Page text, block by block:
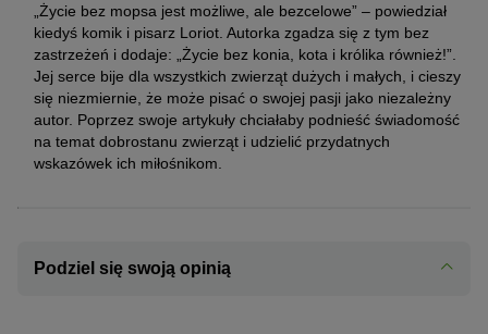
„Życie bez mopsa jest możliwe, ale bezcelowe” – powiedział
kiedyś komik i pisarz Loriot. Autorka zgadza się z tym bez
zastrzeżeń i dodaje: „Życie bez konia, kota i królika również!”.
Jej serce bije dla wszystkich zwierząt dużych i małych, i cieszy
się niezmiernie, że może pisać o swojej pasji jako niezależny
autor. Poprzez swoje artykuły chciałaby podnieść świadomość
na temat dobrostanu zwierząt i udzielić przydatnych
wskazówek ich miłośnikom.
Podziel się swoją opinią